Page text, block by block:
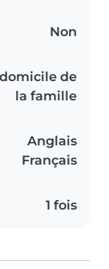
Non
de
la famille
Anglais
Français
1 fois